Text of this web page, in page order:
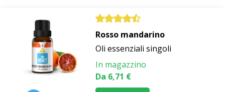
Rosso mandarino
Oli essenziali singoli
In magazzino
Da 6,71 €